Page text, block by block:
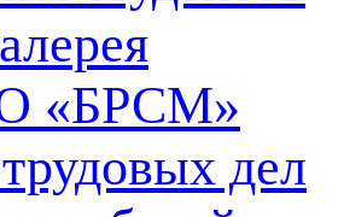
«БРСМ»
дел